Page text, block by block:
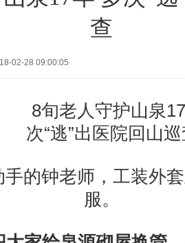
查
02-28 09:00:05
钟老师，工装外套
服。